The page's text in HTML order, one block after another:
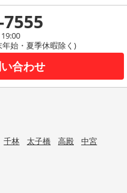
始・夏季休暇除く)
合わせ
千林 太子橋 高殿
中宮